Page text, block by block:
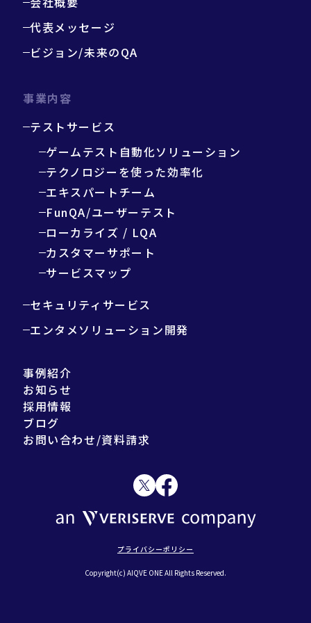
代表メッセージ
ビジョン/未来のQA
事業内容
テストサービス
ゲームテスト自動化ソリューション
テクノロジーを使った効率化
エキスパートチーム
FunQA/ユーザーテスト
ローカライズ / LQA
カスタマーサポート
サービスマップ
セキュリティサービス
エンタメソリューション開発
事例紹介
お知らせ
採用情報
ブログ
お問い合わせ/資料請求
プライバシーポリシー
Copyright(c) AIQVE ONE All Rights Reserved.